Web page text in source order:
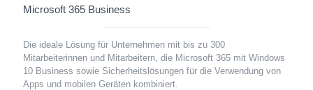
Microsoft 365 Business
Die ideale Lösung für Unternehmen mit bis zu 300
Mitarbeiterinnen und Mitarbeitern, die Microsoft 365 mit Windows
10 Business sowie Sicherheitslösungen für die Verwendung von
Apps und mobilen Geräten kombiniert.